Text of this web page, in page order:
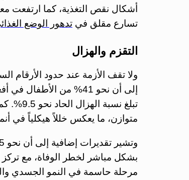
تسارع مقلق في تدهور الوضع
التقزم والهزال
ولا تقف الأزمة عند حدود الأرقام
إلى أن نحو 41% من
متوازن، ما يعكس خللاً هيكلياً في
مرحلة حاسمة في النمو الجسدي